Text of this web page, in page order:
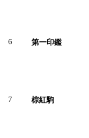
6 第一印鑑
7 棕紅駒